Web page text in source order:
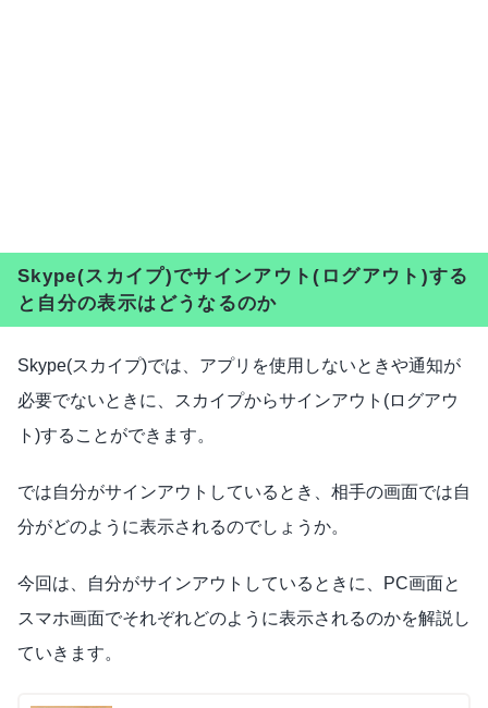
Skype(スカイプ)でサインアウト(ログアウト)する
と自分の表示はどうなるのか
Skype(スカイプ)では、アプリを使用しないときや通知が
必要でないときに、スカイプからサインアウト(ログアウ
ト)することができます。
では自分がサインアウトしているとき、相手の画面では自
分がどのように表示されるのでしょうか。
今回は、自分がサインアウトしているときに、PC画面と
スマホ画面でそれぞれどのように表示されるのかを解説し
ていきます。